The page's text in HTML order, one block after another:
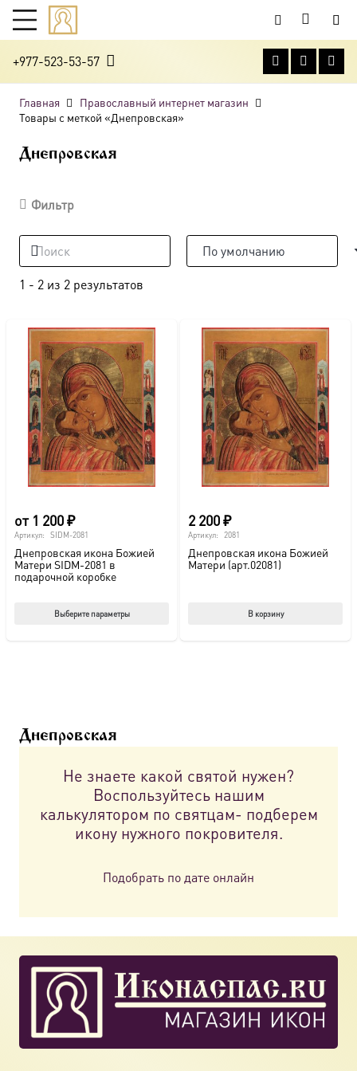
+977-523-53-57
Главная
Православный интернет магазин
Товары с меткой «Днепровская»
Днепровская
Фильтр
1 - 2 из 2 результатов
от 1 200₽
Артикул: SIDM-2081
Днепровская икона Божией
Матери SIDM-2081 в
подарочной коробке
Выберите параметры
выбрать
странице
товара.
2 200₽
Артикул: 2081
Днепровская икона Божией
Матери (арт.02081)
В корзину
Днепровская
Не знаете какой святой нужен?
Воспользуйтесь нашим
калькулятором по святцам- подберем
икону нужного покровителя.
Подобрать по дате онлайн